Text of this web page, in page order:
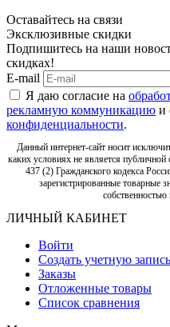
Оставайтесь на связи
Эксклюзивные скидки
Подпишитесь на наши
скидках!
E-mail
Я даю согласие на
рекламную коммуникацию и
конфиденциальности.
Данный интернет-сайт носит
каких условиях не является
437 (2) Гражданского кодекса
зарегистрированные товарные
собственностью
ЛИЧНЫЙ КАБИНЕТ
Войти
Создать учетную запись
Заказы
Отложенные товары
Список сравнения